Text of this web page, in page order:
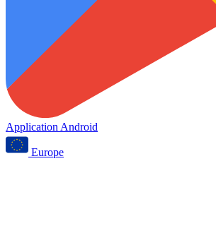
Application Android
Europe